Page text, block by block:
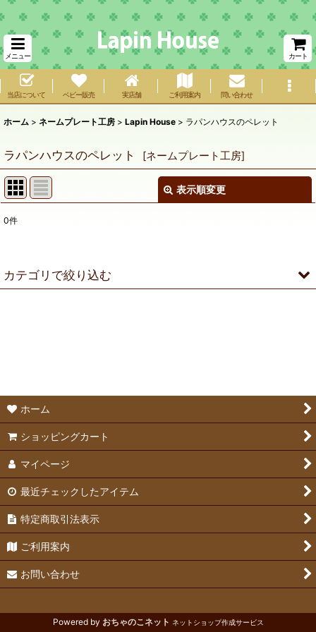
メニュー カート
当店について ベビー販売 実店舗 ご利用案内 問い合わせ
ホーム > ネームプレート工房 > Lapin House > ラパンハウスのペレット
ラパンハウスのペレット [ネームプレート工房]
表示順変更
0件
カテゴリで絞り込む
オリジナル牧草クッキー
らびっとちょいす 乾燥おやつ
丹波ファーム 野草おやつ
オリジナルグッズ
飼育スターターセット
ホーム
ショッピングカート
マイページ
最近チェックしたアイテム
特定商取引法表示
ご利用案内
お問い合わせ
Powered by おちゃのこネット ネットショップ作成サービス